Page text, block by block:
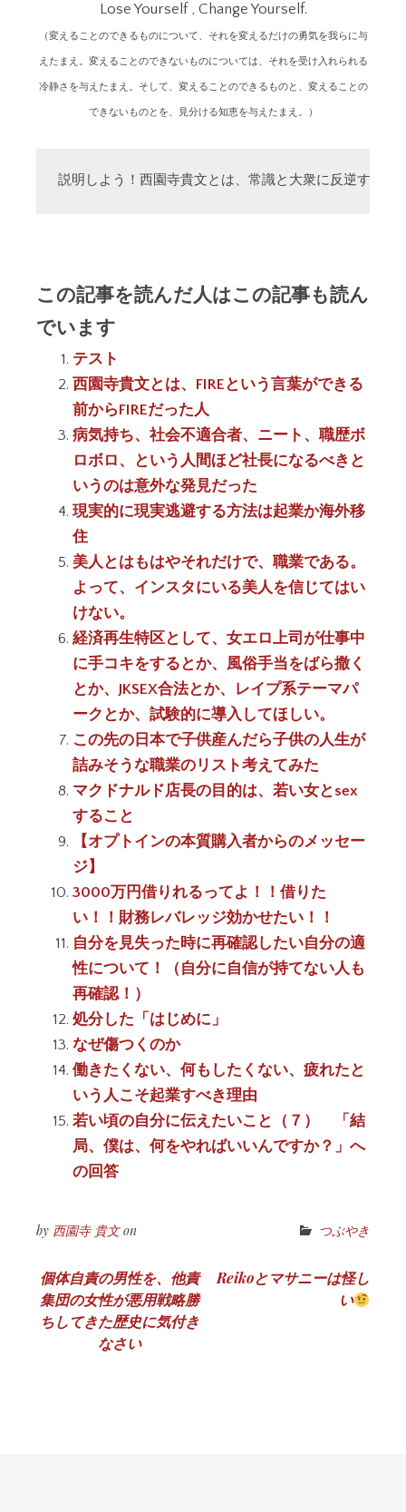
Lose Yourself , Change Yourself.
（変えることのできるものについて、それを変えるだけの勇気を我らに与
えたまえ。変えることのできないものについては、それを受け入れられる
冷静さを与えたまえ。そして、変えることのできるものと、変えることの
できないものとを、見分ける知恵を与えたまえ。）
説明しよう！西園寺貴文とは、常識と大衆に反逆する
この記事を読んだ人はこの記事も読ん
でいます
テスト
西園寺貴文とは、FIREという言葉ができる
前からFIREだった人
病気持ち、社会不適合者、ニート、職歴ボ
ロボロ、という人間ほど社長になるべきと
いうのは意外な発見だった
現実的に現実逃避する方法は起業か海外移
住
美人とはもはやそれだけで、職業である。
よって、インスタにいる美人を信じてはい
けない。
経済再生特区として、女エロ上司が仕事中
に手コキをするとか、風俗手当をばら撒く
とか、JKSEX合法とか、レイプ系テーマパ
ークとか、試験的に導入してほしい。
この先の日本で子供産んだら子供の人生が
詰みそうな職業のリスト考えてみた
マクドナルド店長の目的は、若い女とsex
すること
【オプトインの本質購入者からのメッセー
ジ】
3000万円借りれるってよ！！借りた
い！！財務レバレッジ効かせたい！！
自分を見失った時に再確認したい自分の適
性について！（自分に自信が持てない人も
再確認！）
処分した「はじめに」
なぜ傷つくのか
働きたくない、何もしたくない、疲れたと
いう人こそ起業すべき理由
若い頃の自分に伝えたいこと（７） 「結
局、僕は、何をやればいいんですか？」へ
の回答
by 西園寺 貴文on つぶやき
投
稿
個体自責の男性を、他責
集団の女性が悪用戦略勝
ちしてきた歴史に気付き
なさい
Reikoとマサニーは怪し
い